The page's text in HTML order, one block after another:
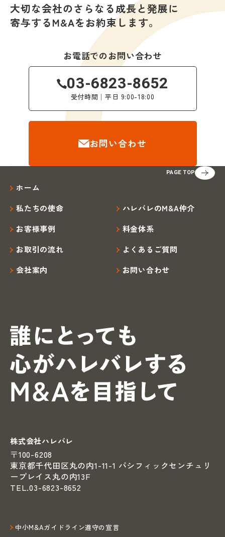
大切な会社のさらなる成長と発展に
寄与するM&Aをお約束します。
お電話でのお問い合わせ
03-6823-8652
受付時間│平日 9:00-18:00
お問い合わせ
PAGE TOP
ホーム
私たちの使命
ハレバレのM&A仲介
お客様事例
料金体系
お取引の流れ
よくあるご質問
会社案内
お問い合わせ
株式会社ハレバレ
〒100-6208
東京都千代田区丸の内1-11-1 パシフィックセンチュリ
ープレイス丸の内13F
TEL.03-6823-8652
中小M&Aガイドライン遵守の宣言